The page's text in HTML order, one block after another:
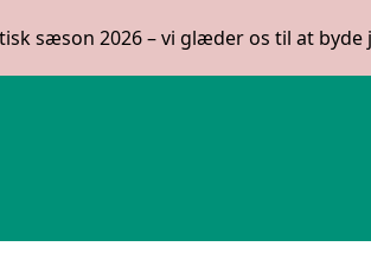
sæson 2026 – vi glæder os til at byde